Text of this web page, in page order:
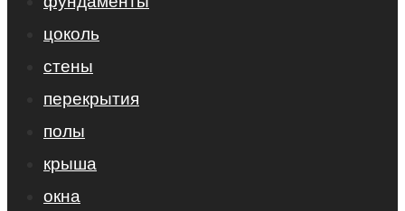
цоколь
стены
перекрытия
полы
крыша
окна